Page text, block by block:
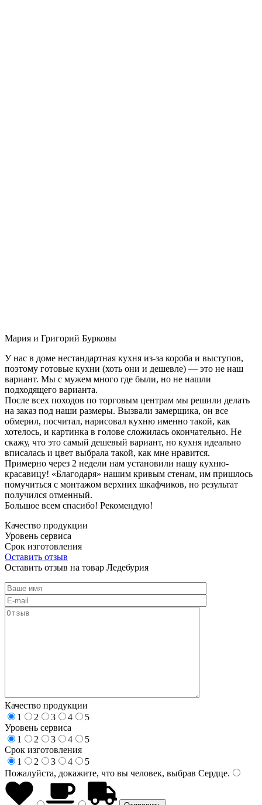
Мария и Григорий Бурковы
У нас в доме нестандартная кухня из-за короба и выступов,
поэтому готовые кухни (хоть они и дешевле) — это не наш
вариант. Мы с мужем много где были, но не нашли
подходящего варианта.
После всех походов по торговым центрам мы решили делать
на заказ под наши размеры. Вызвали замерщика, он все
обмерил, посчитал, нарисовал кухню именно такой, как
хотелось, и картинка в голове сложилась окончательно. Не
скажу, что это самый дешевый вариант, но кухня идеально
вписалась и цвет выбрала такой, как мне нравится.
Примерно через 2 недели нам установили нашу кухню-
красавицу! «Благодаря» нашим кривым стенам, им пришлось
помучиться с монтажом верхних шкафчиков, но результат
получился отменный.
Большое всем спасибо! Рекомендую!
Качество продукции
Уровень сервиса
Срок изготовления
Оставить отзыв
Оставить отзыв на товар Ледебурия
Качество продукции
1
2 3 4
5
Уровень сервиса
1
2 3 4
5
Срок изготовления
1
2 3 4
5
Пожалуйста, докажите, что вы человек, выбрав Сердце.